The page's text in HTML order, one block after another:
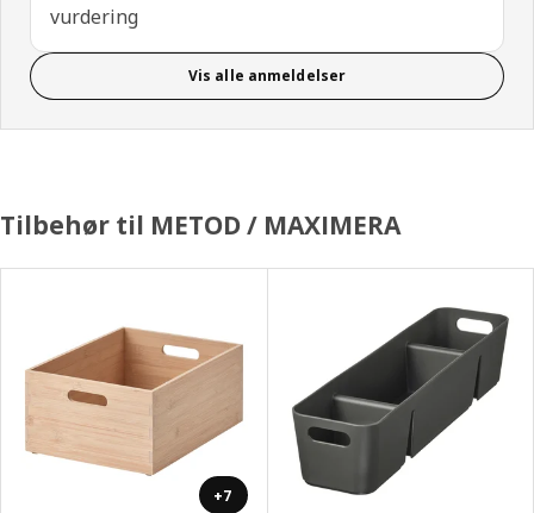
vurdering
Vis alle anmeldelser
Tilbehør til METOD / MAXIMERA
+7